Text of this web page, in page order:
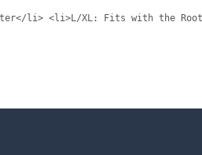
li> <li>L/XL: Fits with the